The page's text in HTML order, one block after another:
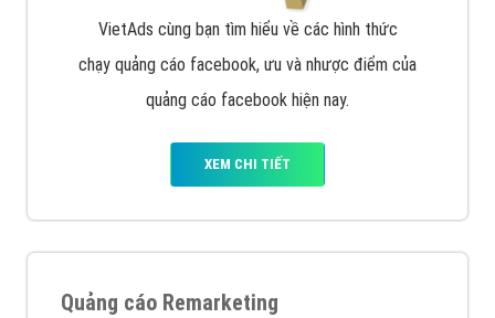
VietAds cùng bạn tìm hiểu về các hình thức
chạy quảng cáo facebook, ưu và nhược điểm của
quảng cáo facebook hiện nay.
XEM CHI TIẾT
Quảng cáo Remarketing